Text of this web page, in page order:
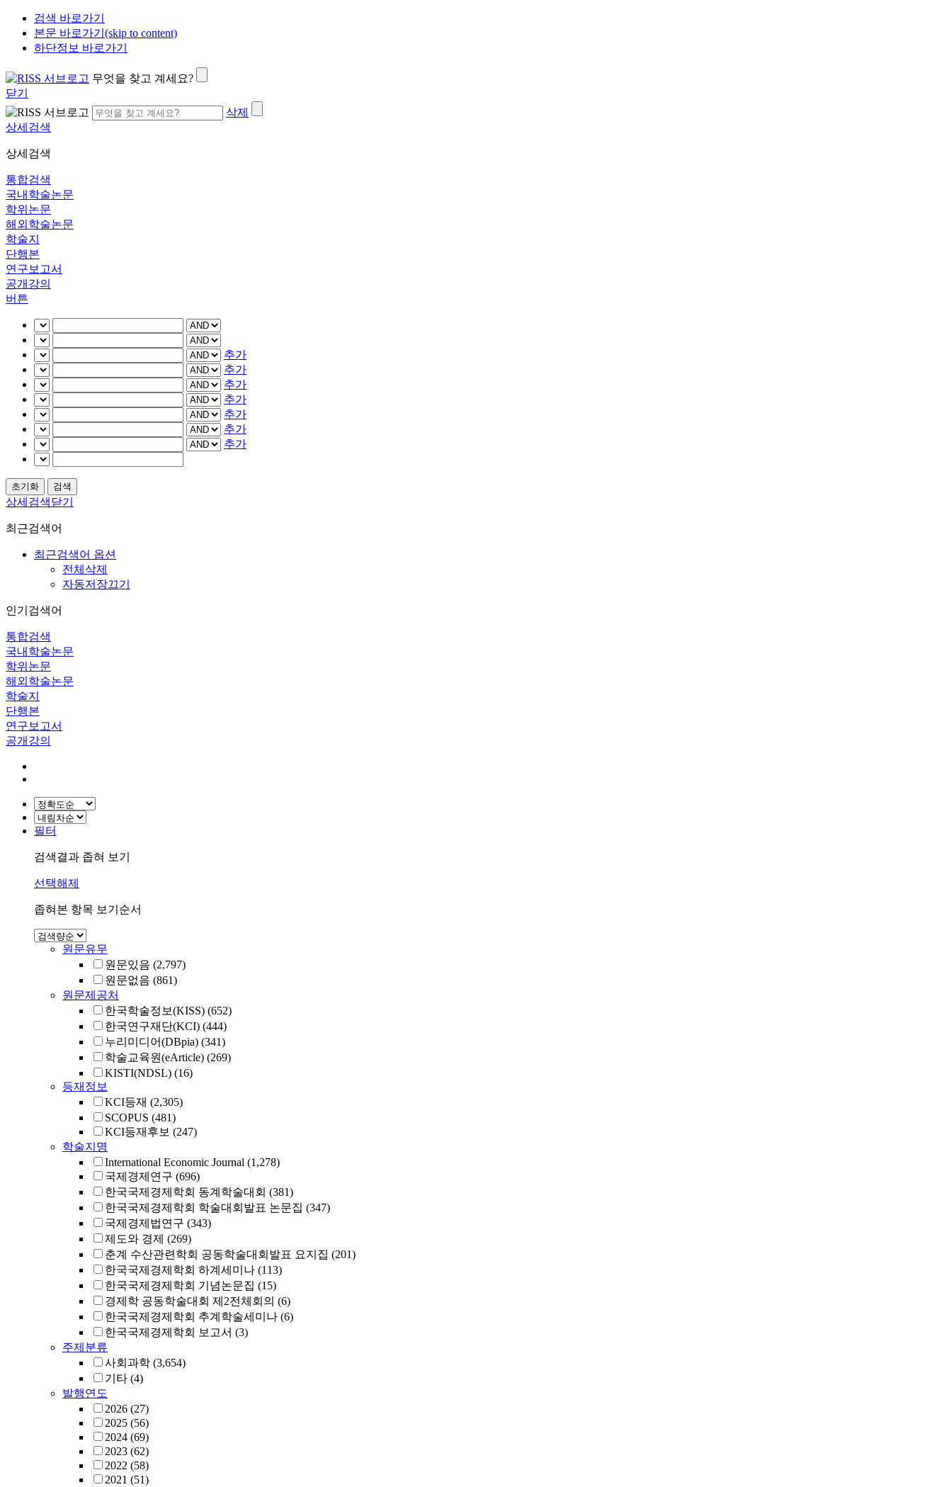
검색 바로가기
본문 바로가기(skip to content)
하단정보 바로가기
무엇을 찾고 계세요?
닫기
삭제
상세검색
상세검색
통합검색
국내학술논문
학위논문
해외학술논문
학술지
단행본
연구보고서
공개강의
버튼
추가
추가
추가
추가
추가
추가
추가
상세검색닫기
최근검색어
최근검색어 옵션
전체삭제
자동저장끄기
인기검색어
통합검색
국내학술논문
학위논문
해외학술논문
학술지
단행본
연구보고서
공개강의
필터
검색결과 좁혀 보기
선택해제
좁혀본 항목 보기순서
원문유무
원문있음 (2,797)
원문없음 (861)
원문제공처
한국학술정보(KISS) (652)
한국연구재단(KCI) (444)
누리미디어(DBpia) (341)
학술교육원(eArticle) (269)
KISTI(NDSL) (16)
등재정보
KCI등재 (2,305)
SCOPUS (481)
KCI등재후보 (247)
학술지명
International Economic Journal (1,278)
국제경제연구 (696)
한국국제경제학회 동계학술대회 (381)
한국국제경제학회 학술대회발표 논문집 (347)
국제경제법연구 (343)
제도와 경제 (269)
춘계 수산관련학회 공동학술대회발표 요지집 (201)
한국국제경제학회 하계세미나 (113)
한국국제경제학회 기념논문집 (15)
경제학 공동학술대회 제2전체회의 (6)
한국국제경제학회 추계학술세미나 (6)
한국국제경제학회 보고서 (3)
주제분류
사회과학 (3,654)
기타 (4)
발행연도
2026 (27)
2025 (56)
2024 (69)
2023 (62)
2022 (58)
2021 (51)